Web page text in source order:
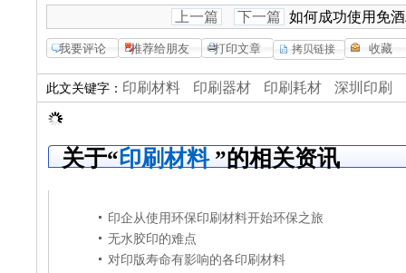
上一篇 下一篇 如何成功使用免
此文关键字： 印刷材料 印刷器材 印刷耗材 深圳印刷
关于“印刷材料 ”的相关资讯
印企从使用环保印刷材料开始环保之旅
无水胶印的难点
对印版寿命有影响的各印刷材料